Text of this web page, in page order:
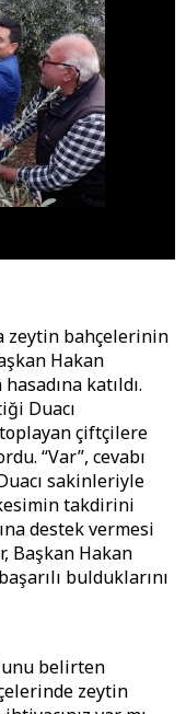
zeytin bahçelerinin
Hakan
katıldı.
Duacı
çiftçilere
“Var”, cevabı
sakinleriyle
takdirini
destek vermesi
Başkan Hakan
bulduklarını
belirten
zeytin